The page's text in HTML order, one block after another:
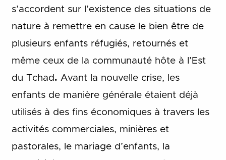
s’accordent sur l’existence des situations de
nature à remettre en cause le bien être de
plusieurs enfants réfugiés, retournés et
même ceux de la communauté hôte à l’Est
du Tchad. Avant la nouvelle crise, les
enfants de manière générale étaient déjà
utilisés à des fins économiques à travers les
activités commerciales, minières et
pastorales, le mariage d’enfants, la